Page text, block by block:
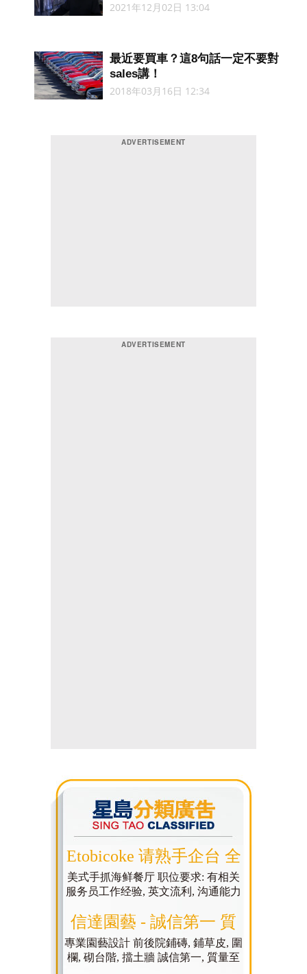
2021年12月02日 13:04
最近要買車？這8句話一定不要對
sales講！
2018年03月16日 12:34